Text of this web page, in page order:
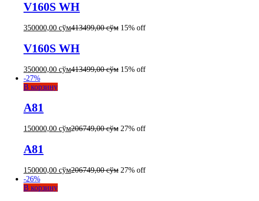
V160S WH
350000,00 сўм413499,00сўм 15% off
V160S WH
350000,00 сўм413499,00сўм 15% off
-27%
В корзину
A81
150000,00 сўм206749,00сўм 27% off
A81
150000,00 сўм206749,00сўм 27% off
-26%
В корзину